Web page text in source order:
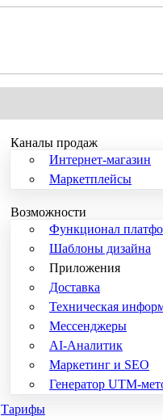
Каналы продаж
Интернет-магазин
Маркетплейсы
Возможности
Функционал
Шаблоны дизайна
Приложения
Доставка
Техническая
Мессенджеры
AI-Аналитик
Маркетинг и SEO
Генератор UTM-
Тарифы